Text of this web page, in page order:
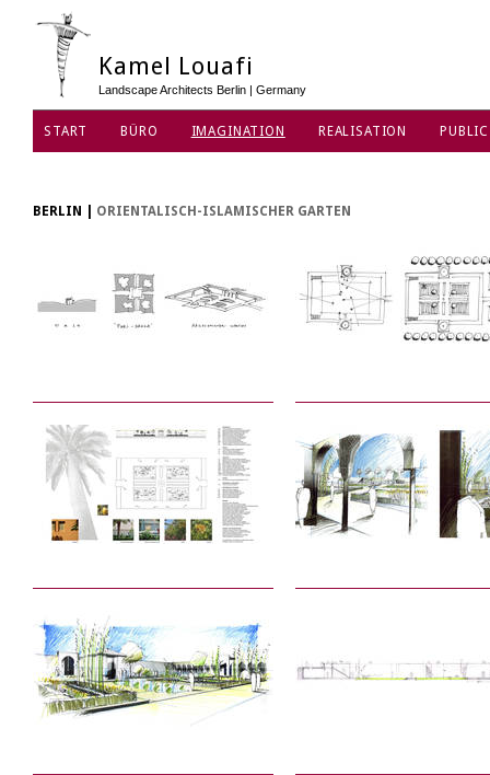
Kamel Louafi
Landscape Architects Berlin | Germany
START BÜRO IMAGINATION REALISATION
BERLIN ORIENTALISCH-ISLAMISCHER GARTEN